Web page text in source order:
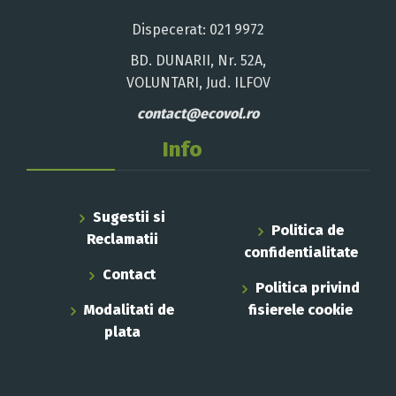
Dispecerat: 021 9972
BD. DUNARII, Nr. 52A,
VOLUNTARI, Jud. ILFOV
contact@ecovol.ro
Info
Sugestii si
Reclamatii
Contact
Modalitati de
plata
Politica de
confidentialitate
Politica privind
fisierele cookie